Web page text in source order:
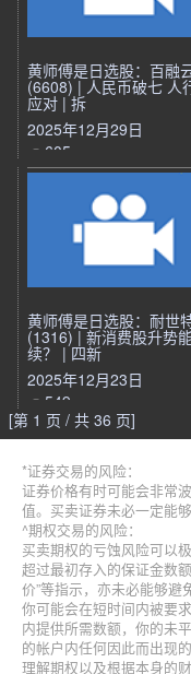
黄师傅是日选股：百融
(6608) | 人民币破七 人
应对 | 拆
2025年12月29日
605
黄师傅是日选股：耐世
(1316) | 新消费股升势
续？ | 四新
2025年12月23日
549
[第 1 页 / 共 36 页]
*证券交易的风险：
证券价格有时可能会非常
值。买卖证券未必一定能
^期权交易的风险：
买卖期权的亏蚀风险可以
超过最初存入的保证金数
价”等指示，亦未必能够避
你可能会在短时间内被要
内提供所需数额，你的未
的帐户内任何因此而出现
理解期权以及根据本身的